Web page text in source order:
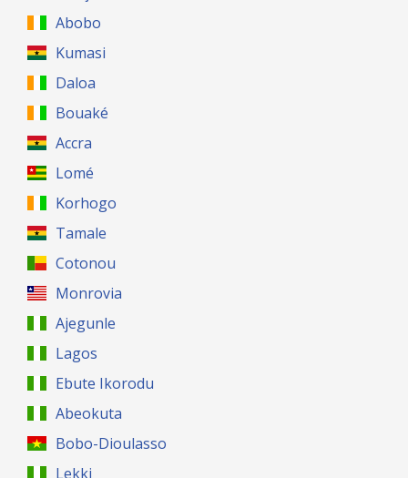
Abobo
Kumasi
Daloa
Bouaké
Accra
Lomé
Korhogo
Tamale
Cotonou
Monrovia
Ajegunle
Lagos
Ebute Ikorodu
Abeokuta
Bobo-Dioulasso
Lekki